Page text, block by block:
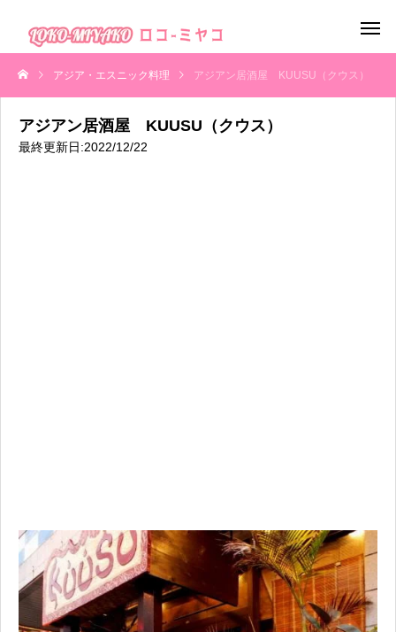
アジア・エスニック料理 アジアン居酒屋 KUUSU（クウス）
アジアン居酒屋 KUUSU（クウス）
最終更新日:2022/12/22